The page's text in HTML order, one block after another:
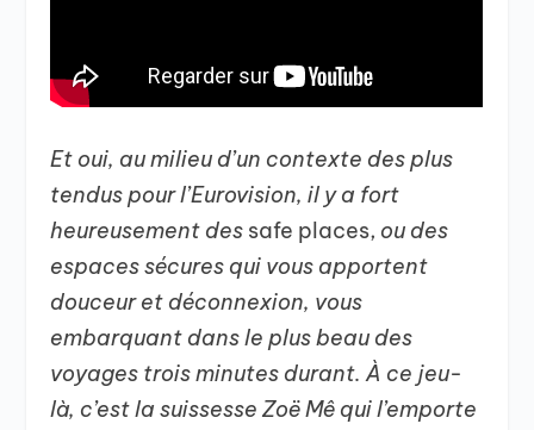
Et oui, au milieu d’un contexte des plus
tendus pour l’Eurovision, il y a fort
heureusement des safe places, ou des
espaces sécures qui vous apportent
douceur et déconnexion, vous
embarquant dans le plus beau des
voyages trois minutes durant. À ce jeu-
là, c’est la suissesse Zoë Mê qui l’emporte